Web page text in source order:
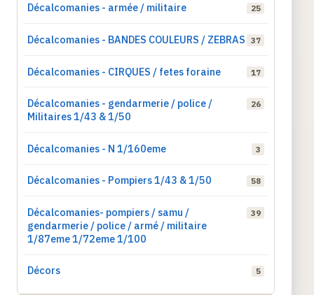
Décalcomanies - armée / militaire 25
Décalcomanies - BANDES COULEURS / ZEBRAS 37
Décalcomanies - CIRQUES / fetes foraine 17
Décalcomanies - gendarmerie / police /
Militaires 1/43 & 1/50
26
Décalcomanies - N 1/160eme 3
Décalcomanies - Pompiers 1/43 & 1/50 58
Décalcomanies- pompiers / samu /
gendarmerie / police / armé / militaire
1/87eme 1/72eme 1/100
39
Décors 5